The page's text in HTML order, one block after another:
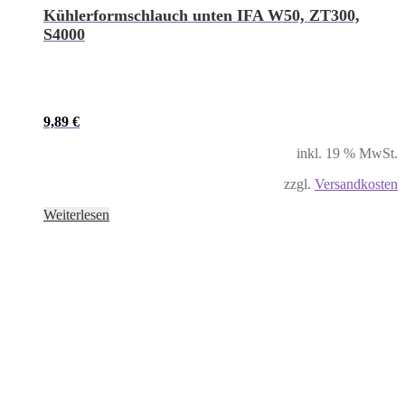
Kühlerformschlauch unten IFA W50, ZT300,
S4000
9,89 €
inkl. 19 % MwSt.
zzgl. Versandkosten
Weiterlesen